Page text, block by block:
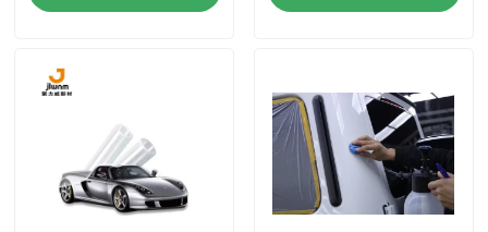
टीपीयू पेंट प्रोटेक्शन फिल्म
विंडो टिंट फिल्म
शैटरप्रूफ विंडो फिल्म
पीपीएफ सुरक्षा फिल्म